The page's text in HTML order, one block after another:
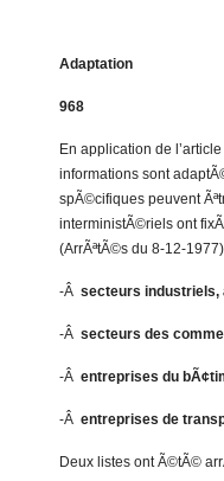
Adaptation
968
En application de
informations sont
spÃ©cifiques peuvent
interministÃ©riels ont
(ArrÃªtÃ©s du 8-12-
-Â secteurs industriels,
-Â secteurs des
-Â entreprises du
-Â entreprises de
Deux listes ont Ã©tÃ©